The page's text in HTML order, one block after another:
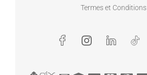
Termes et Conditions